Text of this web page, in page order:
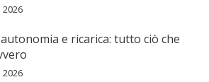
2026
e ricarica: tutto ciò che
2026